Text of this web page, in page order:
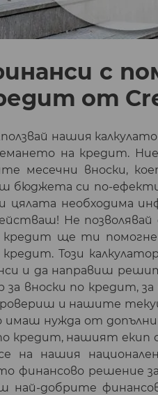
с
от
нашия
на кредит.
месечни вноски,
бюджета си по-
цялата необходима
Не позволявай
кредит ще ти
Този
и да направиш
вноски по кредит,
и нашите
имаш нужда от
кредит, нашият екип
на нашия
финансово решение
най-добрите